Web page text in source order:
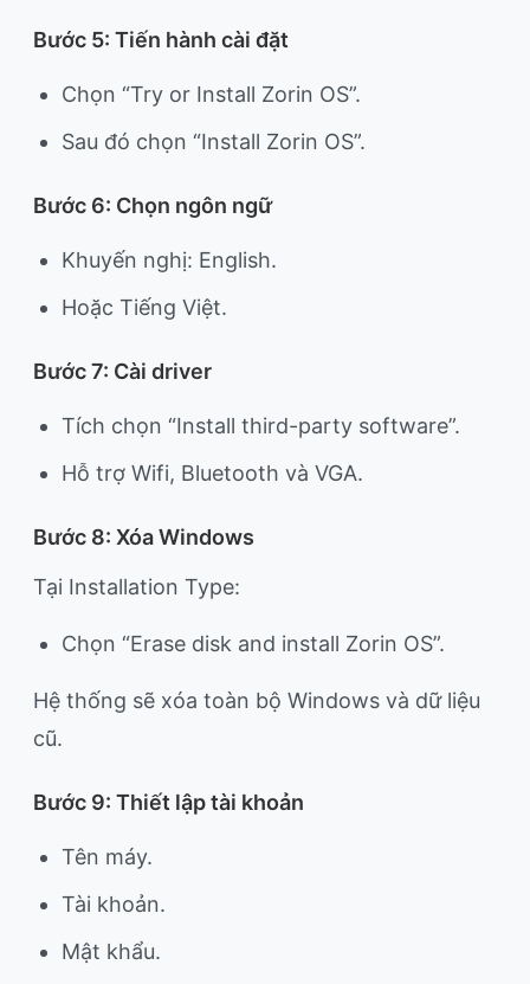
Bước 5: Tiến hành cài đặt
Chọn “Try or Install Zorin OS”.
Sau đó chọn “Install Zorin OS”.
Bước 6: Chọn ngôn ngữ
Khuyến nghị: English.
Hoặc Tiếng Việt.
Bước 7: Cài driver
Tích chọn “Install third-party software”.
Hỗ trợ Wifi, Bluetooth và VGA.
Bước 8: Xóa Windows
Tại Installation Type:
Chọn “Erase disk and install Zorin OS”.
Hệ thống sẽ xóa toàn bộ Windows và dữ liệu
cũ.
Bước 9: Thiết lập tài khoản
Tên máy.
Tài khoản.
Mật khẩu.